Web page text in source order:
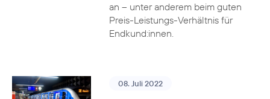
an – unter anderem beim guten
Preis-Leistungs-Verhältnis für
Endkund:innen.
08. Juli 2022